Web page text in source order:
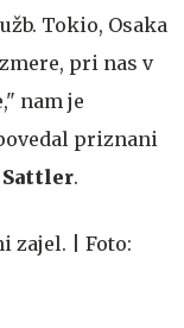
Tokio, Osaka
pri nas v
nam je
priznani
.